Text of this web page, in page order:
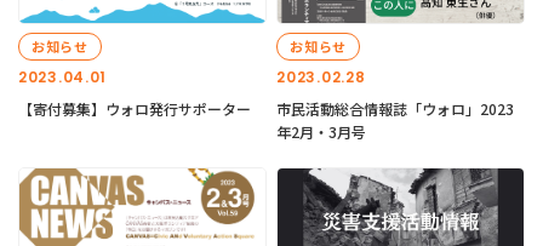
2023.04.01
お知らせ
【寄付募集】ウォロ発行サポーター
2023.02.28
お知らせ
市民活動総合情報誌「ウォロ」2023
年2月・3月号